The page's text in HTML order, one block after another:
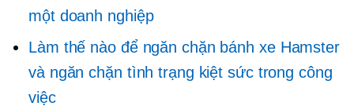
một doanh nghiệp
Làm thế nào để ngăn chặn bánh xe Hamster
và ngăn chặn tình trạng kiệt sức trong công
việc